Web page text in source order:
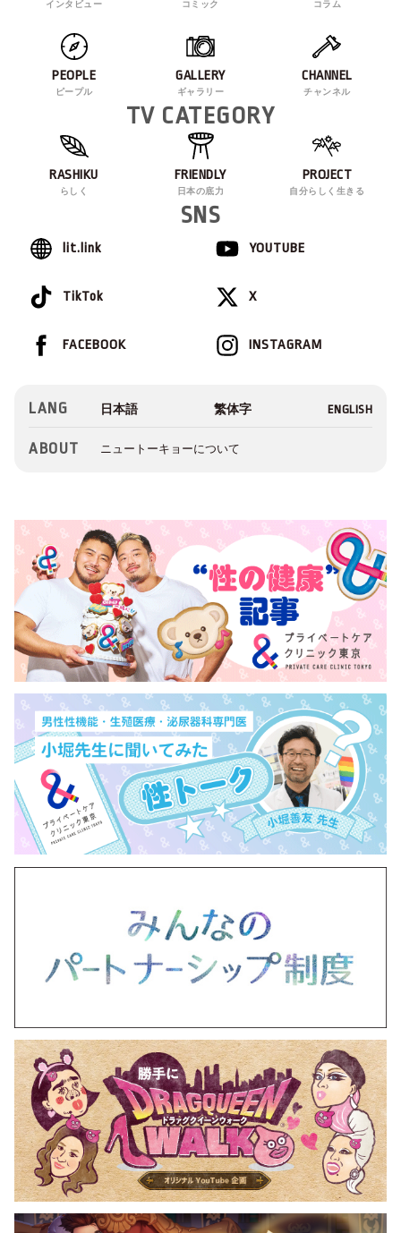
インタビュー コミック コラム
PEOPLE
ピープル
GALLERY
ギャラリー
CHANNEL
チャンネル
TV CATEGORY
RASHIKU
らしく
FRIENDLY
日本の底力
PROJECT
自分らしく生きる
SNS
lit.link YOUTUBE
TikTok X
INSTAGRAM
FACEBOOK
LANG
ABOUT ニュートーキョーについて